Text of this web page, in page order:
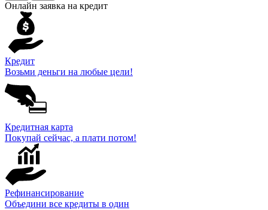
Онлайн заявка на кредит
Кредит
Возьми деньги на любые цели!
Кредитная карта
Покупай сейчас, а плати потом!
Рефинансирование
Объедини все кредиты в один